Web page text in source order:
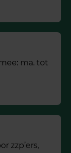
ma. tot
­zzp’ers,